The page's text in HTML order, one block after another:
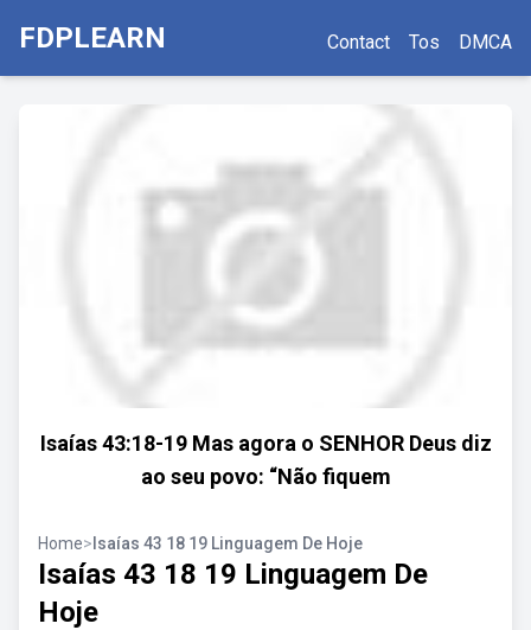
FDPLEARN Contact Tos DMCA
Isaías 43:18-19 Mas agora o SENHOR Deus diz
ao seu povo: “Não fiquem
Home> Isaías 43 18 19 Linguagem De Hoje
Isaías 43 18 19 Linguagem De
Hoje